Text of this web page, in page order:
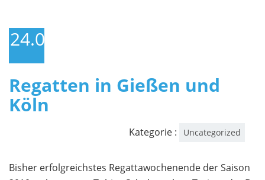
24.05.2010
Regatten in Gießen und
Köln
Kategorie : Uncategorized
Bisher erfolgreichstes Regattawochenende der Saison